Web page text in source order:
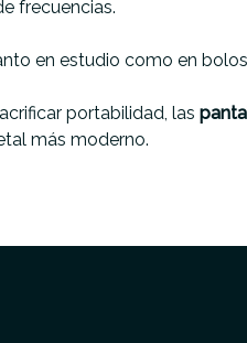
frecuencias.
en estudio como en
portabilidad, las
más moderno.